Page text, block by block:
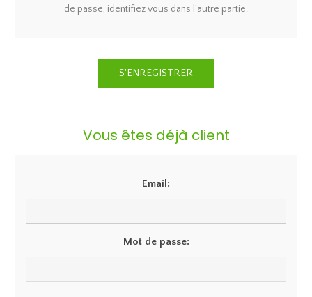
de passe, identifiez vous dans l'autre partie.
Vous êtes déjà client
Email:
Mot de passe: